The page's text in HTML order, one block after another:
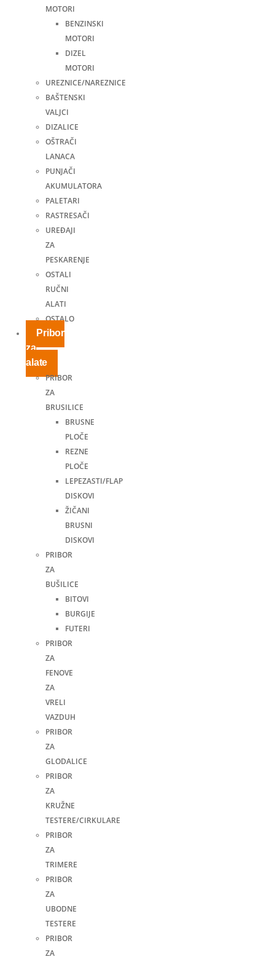
MOTORI
BENZINSKI
MOTORI
DIZEL
MOTORI
UREZNICE/NAREZNICE
BAŠTENSKI
VALJCI
DIZALICE
OŠTRAČI
LANACA
PUNJAČI
AKUMULATORA
PALETARI
RASTRESAČI
UREĐAJI
ZA
PESKARENJE
OSTALI
RUČNI
ALATI
OSTALO
Pribor
za
alate
PRIBOR
ZA
BRUSILICE
BRUSNE
PLOČE
REZNE
PLOČE
LEPEZASTI/FLAP
DISKOVI
ŽIČANI
BRUSNI
DISKOVI
PRIBOR
ZA
BUŠILICE
BITOVI
BURGIJE
FUTERI
PRIBOR
ZA
FENOVE
ZA
VRELI
VAZDUH
PRIBOR
ZA
GLODALICE
PRIBOR
ZA
KRUŽNE
TESTERE/CIRKULARE
PRIBOR
ZA
TRIMERE
PRIBOR
ZA
UBODNE
TESTERE
PRIBOR
ZA